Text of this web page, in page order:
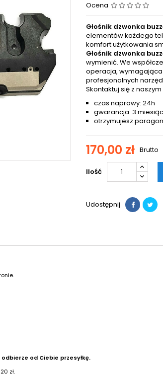
Ocena
Głośnik dzwonka
elementów każdego
komfort użytkowania
Głośnik dzwonka
wymienić. We
operacja,
profesjonalnych
Skontaktuj się z naszym
czas naprawy: 24h
gwarancja: 3
otrzymujesz
170,00 zł Brutto
Ilość
Udostępnij
od Ciebie przesyłkę.
zł.